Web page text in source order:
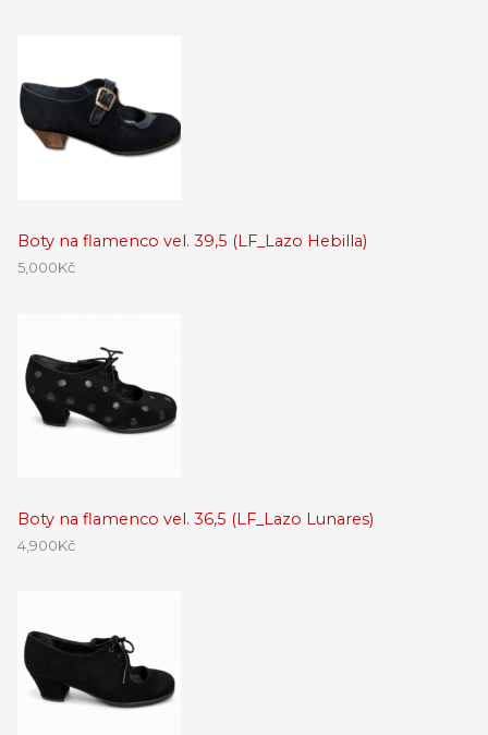
Boty na flamenco vel. 39,5 (LF_Lazo Hebilla)
5,000Kč
Boty na flamenco vel. 36,5 (LF_Lazo Lunares)
4,900Kč